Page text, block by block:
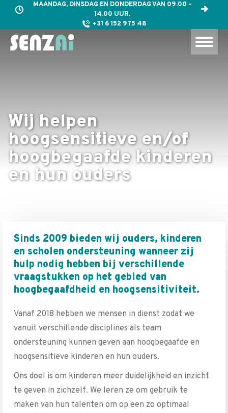
MAANDAG, DINSDAG EN DONDERDAG VAN 09.00 –
14.00 UUR.
+31 6 152 975 48
Wij helpen
hoogsensitieve en/of
hoogbegaafde kinderen
en hun ouders
Sinds 2009 bieden wij ouders, kinderen
en scholen ondersteuning wanneer zij
hulp nodig hebben bij verschillende
vraagstukken op het gebied van
hoogbegaafdheid en hoogsensitiviteit.
Vanaf 2018 hebben we mensen in dienst zodat we
vanuit verschillende disciplines als team
ondersteuning kunnen geven aan hoogbegaafde en
hoogsensitieve kinderen en hun ouders.
Ons doel is om kinderen meer duidelijkheid en inzicht
te geven in zichzelf. We leren ze om gebruik te
maken van hun talenten om op een zo optimaal